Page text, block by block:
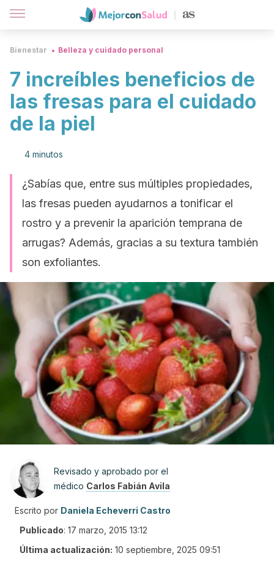
Bienestar Belleza y cuidado personal
7 increíbles beneficios de
las fresas para el cuidado
de la piel
4 minutos
¿Sabías que, entre sus múltiples propiedades,
las fresas pueden ayudarnos a tonificar el
rostro y a prevenir la aparición temprana de
arrugas? Además, gracias a su textura también
son exfoliantes.
Revisado y aprobado por el
médico Carlos Fabián Avila
Escrito por Daniela Echeverri Castro
Publicado: 17 marzo, 2015 13:12
Última actualización: 10 septiembre, 2025 09:51